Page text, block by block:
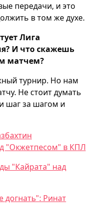
передачи, и это
в том же духе.
Лига
И что скажешь
матчем?
турнир. Но нам
Не стоит думать
шаг за шагом и
"Окжетпесом" в КПЛ
"Кайрата" над
Ринат